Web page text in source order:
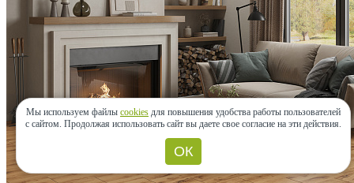
Мы используем файлы cookies для повышения удобства работы пользователей
с сайтом. Продолжая использовать сайт вы даете свое согласие на эти действия.
ОК